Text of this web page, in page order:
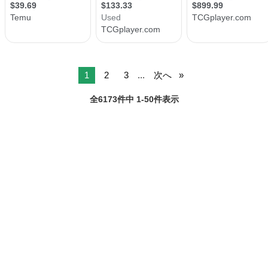
1 2 3 ... 次へ
全6173件中 1-50件表示